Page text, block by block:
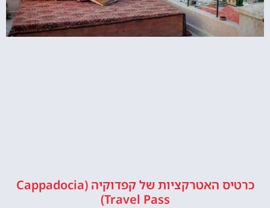
כרטיס האטרקציות של קפדוקיה (Cappadocia
Travel Pass)